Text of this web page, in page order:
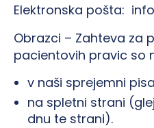
Elektronska pošta:
Obrazci – Zahteva za
pacientovih pravic so
v naši sprejemni
na spletni strani
dnu te strani).